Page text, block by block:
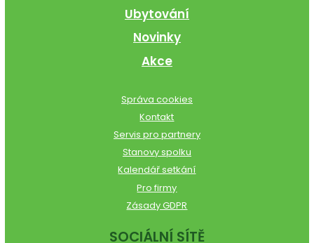
Ubytování
Novinky
Akce
Správa cookies
Kontakt
Servis pro partnery
Stanovy spolku
Kalendář setkání
Pro firmy
Zásady GDPR
SOCIÁLNÍ SÍTĚ